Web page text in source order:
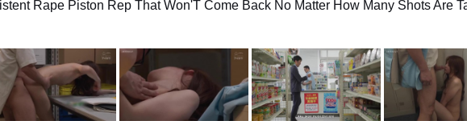
Rape Piston Rep That Won'T Come Back No Matter How Many Shots Are